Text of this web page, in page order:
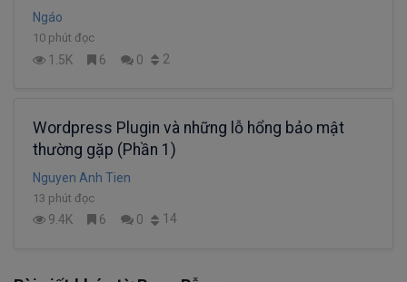
Ngáo
10 phút đọc
1.5K 6 0 2
Wordpress Plugin và những lỗ hổng bảo mật
thường gặp (Phần 1)
Nguyen Anh Tien
13 phút đọc
9.4K 6 0 14